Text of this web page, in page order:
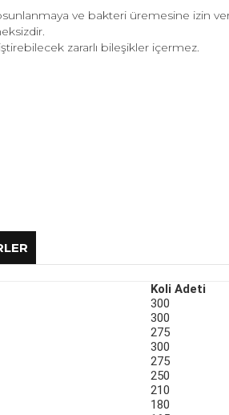
ve bakteri üremesine izin
zararlı bileşikler içermez.
Koli Adeti
300
300
275
300
275
250
210
180
Borularda (Deliksiz kör boru)
kalınlığı minimum 1.0 mm’ye kadar
Ekleme Parçaları olarak da